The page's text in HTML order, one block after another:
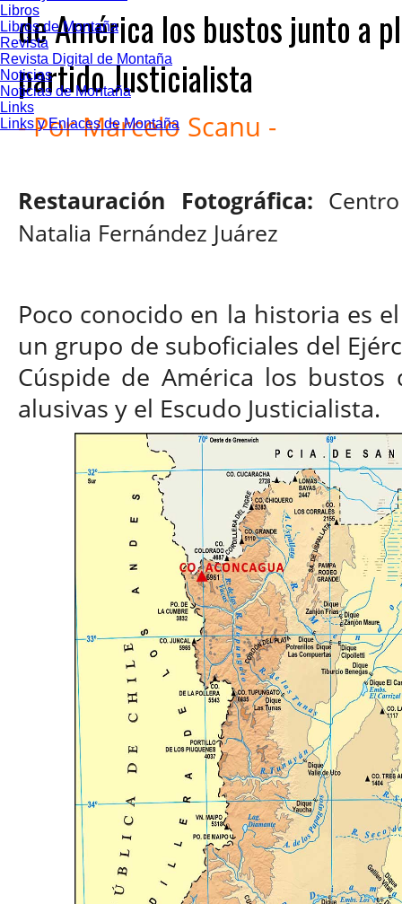
Libros
Libros de Montaña
Revista
Revista Digital de Montaña
Noticias
Noticias de Montaña
Links
Links y Enlaces de Montaña
de América los bustos junto a
partido Justicialista
-Por Marcelo Scanu -
Restauración Fotográfica:
Natalia Fernández Juárez
Poco conocido en la historia es
un grupo de suboficiales del
Cúspide de América los
alusivas y el Escudo Justicialista.